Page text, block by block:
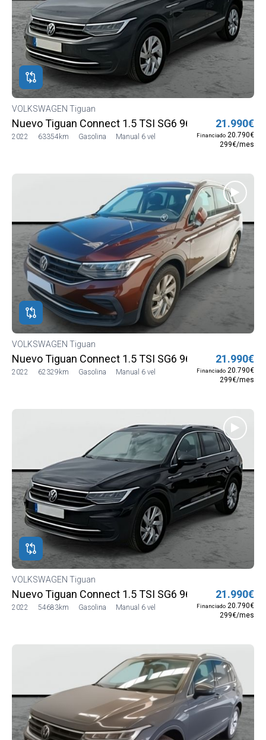
VOLKSWAGEN Tiguan
Nuevo Tiguan Connect 1.5 TSI SG6 96 kW (130 CV)
2022 63354km Gasolina Manual 6 vel
21.990€
Financiado 20.790€
299€/mes
VOLKSWAGEN Tiguan
Nuevo Tiguan Connect 1.5 TSI SG6 96 kW (130 CV)
2022 62329km Gasolina Manual 6 vel
21.990€
Financiado 20.790€
299€/mes
VOLKSWAGEN Tiguan
Nuevo Tiguan Connect 1.5 TSI SG6 96 kW (130 CV)
2022 54683km Gasolina Manual 6 vel
21.990€
Financiado 20.790€
299€/mes